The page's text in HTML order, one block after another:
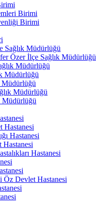
Birimi
Birimi
Sağlık Müdürlüğü
Özer İlçe Sağlık Müdürlüğü
Müdürlüğü
Müdürlüğü
Müdürlüğü
Müdürlüğü
Hastanesi
Hastanesi
Hastanesi
Hastanesi
Devlet Hastanesi